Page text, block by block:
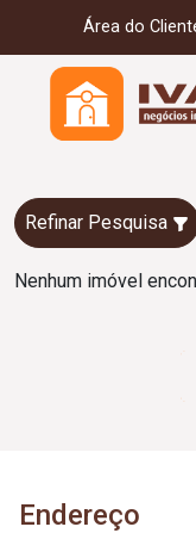
Área do
Refinar Pesquisa
Nenhum imóvel
Endereço